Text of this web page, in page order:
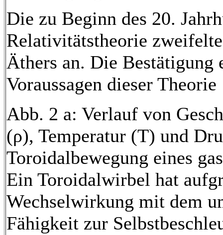
Die zu Beginn des 20.
Relativitätstheorie
Äthers an. Die Bestätigung
Voraussagen dieser Theorie
Abb. 2 a: Verlauf von
(ρ), Temperatur (T) und
Toroidalbewegung eines
Ein Toroidalwirbel hat
Wechselwirkung mit dem
Fähigkeit zur